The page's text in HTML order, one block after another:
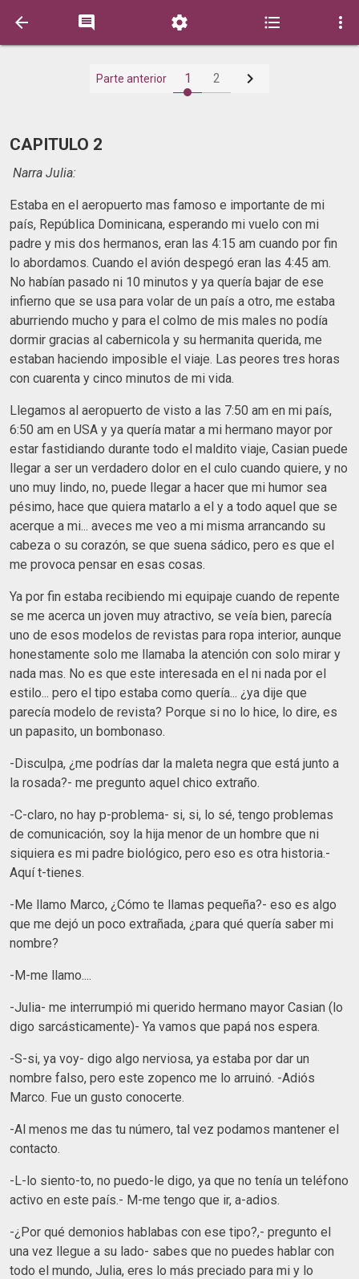
    
Parte anterior 1 2 
CAPITULO 2
Narra Julia:
Estaba en el aeropuerto mas famoso e importante de mi
país, República Dominicana, esperando mi vuelo con mi
padre y mis dos hermanos, eran las 4:15 am cuando por fin
lo abordamos. Cuando el avión despegó eran las 4:45 am.
No habían pasado ni 10 minutos y ya quería bajar de ese
infierno que se usa para volar de un país a otro, me estaba
aburriendo mucho y para el colmo de mis males no podía
dormir gracias al cabernicola y su hermanita querida, me
estaban haciendo imposible el viaje. Las peores tres horas
con cuarenta y cinco minutos de mi vida.
Llegamos al aeropuerto de visto a las 7:50 am en mi país,
6:50 am en USA y ya quería matar a mi hermano mayor por
estar fastidiando durante todo el maldito viaje, Casian puede
llegar a ser un verdadero dolor en el culo cuando quiere, y no
uno muy lindo, no, puede llegar a hacer que mi humor sea
pésimo, hace que quiera matarlo a el y a todo aquel que se
acerque a mi... aveces me veo a mi misma arrancando su
cabeza o su corazón, se que suena sádico, pero es que el
me provoca pensar en esas cosas.
Ya por fin estaba recibiendo mi equipaje cuando de repente
se me acerca un joven muy atractivo, se veía bien, parecía
uno de esos modelos de revistas para ropa interior, aunque
honestamente solo me llamaba la atención con solo mirar y
nada mas. No es que este interesada en el ni nada por el
estilo... pero el tipo estaba como quería... ¿ya dije que
parecía modelo de revista? Porque si no lo hice, lo dire, es
un papasito, un bombonaso.
-Disculpa, ¿me podrías dar la maleta negra que está junto a
la rosada?- me pregunto aquel chico extraño.
-C-claro, no hay p-problema- si, si, lo sé, tengo problemas
de comunicación, soy la hija menor de un hombre que ni
siquiera es mi padre biológico, pero eso es otra historia.-
Aquí t-tienes.
-Me llamo Marco, ¿Cómo te llamas pequeña?- eso es algo
que me dejó un poco extrañada, ¿para qué quería saber mi
nombre?
-M-me llamo....
-Julia- me interrumpió mi querido hermano mayor Casian (lo
digo sarcásticamente)- Ya vamos que papá nos espera.
-S-si, ya voy- digo algo nerviosa, ya estaba por dar un
nombre falso, pero este zopenco me lo arruinó. -Adiós
Marco. Fue un gusto conocerte.
-Al menos me das tu número, tal vez podamos mantener el
contacto.
-L-lo siento-to, no puedo-le digo, ya que no tenía un teléfono
activo en este país.- M-me tengo que ir, a-adios.
-¿Por qué demonios hablabas con ese tipo?,- pregunto el
una vez llegue a su lado- sabes que no puedes hablar con
todo el mundo, Julia, eres lo más preciado para mi y lo